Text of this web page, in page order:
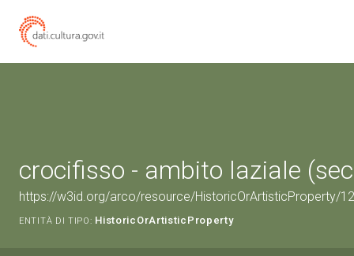
crocifisso - ambito laziale
https://w3id.org/arco/resource/HistoricOrArtisticProperty/
ENTITÀ DI TIPO: HistoricOrArtisticProperty